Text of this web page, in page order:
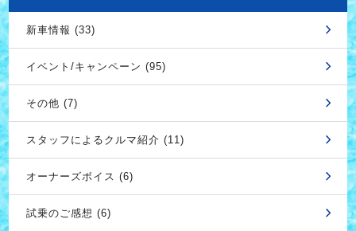
新車情報 (33)
イベント/キャンペーン (95)
その他 (7)
スタッフによるクルマ紹介 (11)
オーナーズボイス (6)
試乗のご感想 (6)